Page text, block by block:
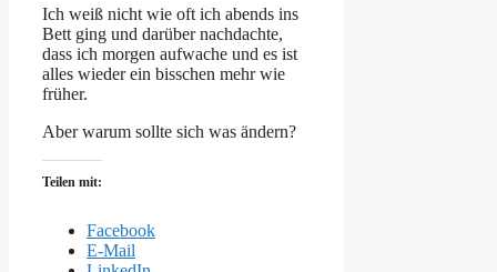
Ich weiß nicht wie oft ich abends ins
Bett ging und darüber nachdachte,
dass ich morgen aufwache und es ist
alles wieder ein bisschen mehr wie
früher.
Aber warum sollte sich was ändern?
Teilen mit:
Facebook
E-Mail